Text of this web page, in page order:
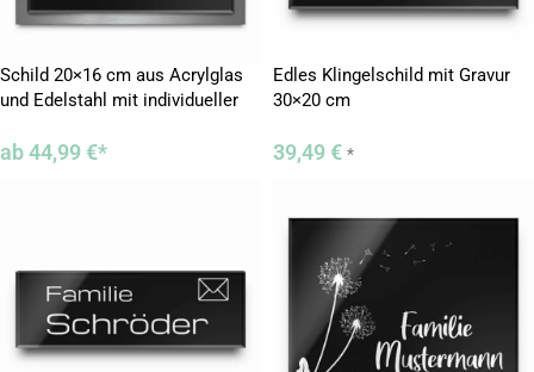
Schild 20×16 cm aus Acrylglas
und Edelstahl mit individueller
ab44,99 €*
Edles Klingelschild mit Gravur
30×20 cm
39,49 € *